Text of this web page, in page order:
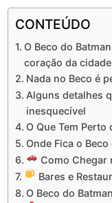
CONTEÚDO
O Beco do
coração da cidade
Nada no Beco é
Alguns detalhes
inesquecível
O Que Tem Perto
Onde Fica o Beco
Como Chegar
Bares e
O Beco do